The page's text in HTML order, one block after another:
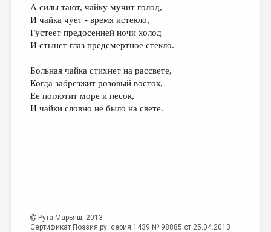
ТРЕДИАКОВСКИЙ
МЕДИА
А силы тают, чайку мучит голод,
И чайка чует - время истекло,
Густеет предосенней ночи холод
И стынет глаз предсмертное стекло.
Больная чайка стихнет на рассвете,
Когда забрезжит розовый восток,
Ее поглотит море и песок,
И чайки словно не было на свете.
Рута Марьяш, 2013
Сертификат Поэзия.ру: серия 1439 № 98885 от 25.04.2013